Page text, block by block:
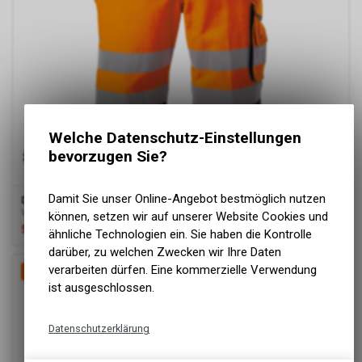
Dassy ® Lucca, Warnschutz-Shorts, Neonorange/dunkelblau
Warnschutz-Shorts
57.00 CHF76.00 CHF
OUTLET -25%
Welche Datenschutz-Einstellungen
bevorzugen Sie?
Damit Sie unser Online-Angebot bestmöglich nutzen
können, setzen wir auf unserer Website Cookies und
ähnliche Technologien ein. Sie haben die Kontrolle
darüber, zu welchen Zwecken wir Ihre Daten
verarbeiten dürfen. Eine kommerzielle Verwendung
ist ausgeschlossen.
Datenschutzerklärung